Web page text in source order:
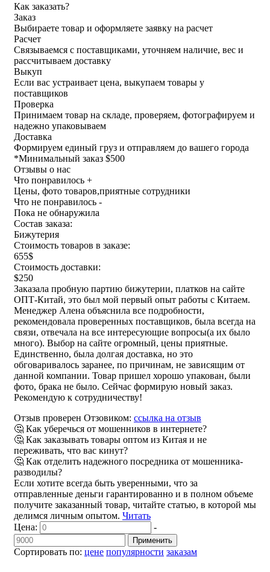
Как заказать?
Заказ
Выбираете товар и оформляете заявку на расчет
Расчет
Связываемся с поставщиками, уточняем наличие, вес и
рассчитываем доставку
Выкуп
Если вас устраивает цена, выкупаем товары у
поставщиков
Проверка
Принимаем товар на складе, проверяем, фотографируем и
надежно упаковываем
Доставка
Формируем единый груз и отправляем до вашего города
*Минимальный заказ $500
Отзывы о нас
Что понравилось +
Цены, фото товаров,приятные сотрудники
Что не понравилось -
Пока не обнаружила
Состав заказа:
Бижутерия
Стоимость товаров в заказе:
655$
Стоимость доставки:
$250
Заказала пробную партию бижутерии, платков на сайте
ОПТ-Китай, это был мой первый опыт работы с Китаем.
Менеджер Алена объяснила все подробности,
рекомендовала проверенных поставщиков, была всегда на
связи, отвечала на все интересующие вопросы(а их было
много). Выбор на сайте огромный, цены приятные.
Единственно, была долгая доставка, но это
обговаривалось заранее, по причинам, не зависящим от
данной компании. Товар пришел хорошо упакован, были
фото, брака не было. Сейчас формирую новый заказ.
Рекомендую к сотрудничеству!
Отзыв проверен Отзовиком: ссылка на отзыв
🤔 Как уберечься от мошенников в интернете?
🤔 Как заказывать товары оптом из Китая и не
переживать, что вас кинут?
🤔 Как отделить надежного посредника от мошенника-
разводилы?
Если хотите всегда быть уверенными, что за
отправленные деньги гарантированно и в полном объеме
получите заказанный товар, читайте статью, в которой мы
делимся личным опытом. Читать
Сортировать по: цене популярности заказам
Цена: -
Применить